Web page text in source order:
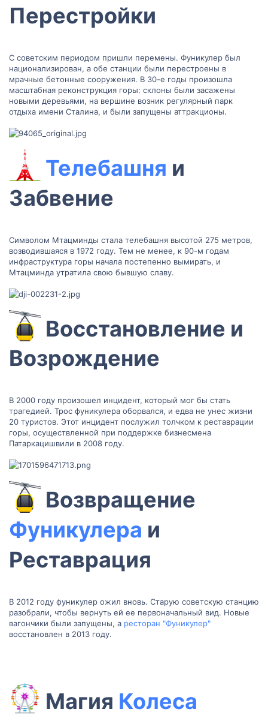
Перестройки​
С советским периодом пришли перемены. Фуникулер был
национализирован, а обе станции были перестроены в
мрачные бетонные сооружения. В 30-е годы произошла
масштабная реконструкция горы: склоны были засажены
новыми деревьями, на вершине возник регулярный парк
отдыха имени Сталина, и были запущены аттракционы.
Телебашня и
Забвение​
Символом Мтацминды стала телебашня высотой 275 метров,
возводившаяся в 1972 году. Тем не менее, к 90-м годам
инфраструктура горы начала постепенно вымирать, и
Мтацминда утратила свою бывшую славу.
Восстановление и
Возрождение​
В 2000 году произошел инцидент, который мог бы стать
трагедией. Трос фуникулера оборвался, и едва не унес жизни
20 туристов. Этот инцидент послужил толчком к реставрации
горы, осуществленной при поддержке бизнесмена
Патаркацишвили в 2008 году.
Возвращение
Фуникулера и
Реставрация​
В 2012 году фуникулер ожил вновь. Старую советскую станцию
разобрали, чтобы вернуть ей ее первоначальный вид. Новые
вагончики были запущены, а ресторан "Фуникулер"
восстановлен в 2013 году.
Магия Колеса